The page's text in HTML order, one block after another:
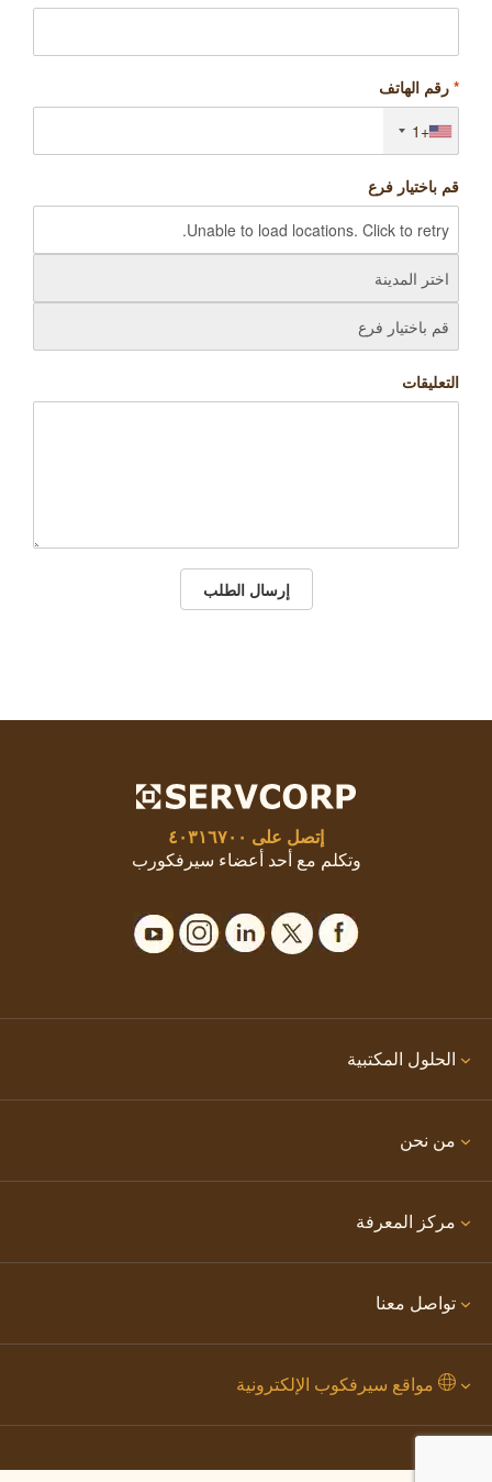
* رقم الهاتف
+1
قم باختيار فرع
التعليقات
إرسال الطلب
إتصل على ٤٠٣١٦٧٠٠
وتكلم مع أحد أعضاء سيرفكورب
الحلول المكتبية
من نحن
مركز المعرفة
تواصل معنا
مواقع سيرفكوب الإلكترونية